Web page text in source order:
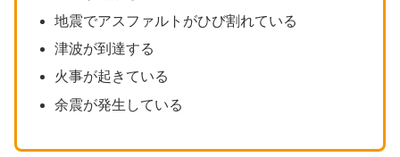
地震でアスファルトがひび割れている
津波が到達する
火事が起きている
余震が発生している